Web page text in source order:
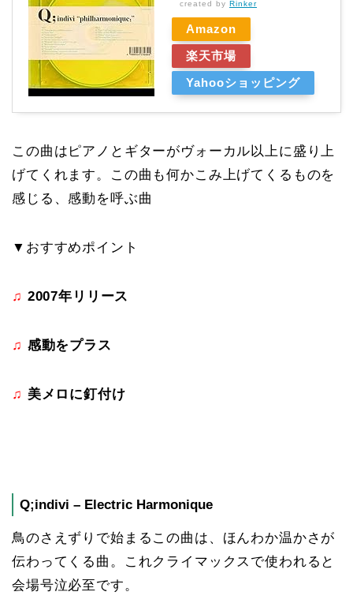
created by Rinker
Amazon
楽天市場
Yahooショッピング
この曲はピアノとギターがヴォーカル以上に盛り上
げてくれます。この曲も何かこみ上げてくるものを
感じる、感動を呼ぶ曲
▼おすすめポイント
♫ 2007年リリース
♫ 感動をプラス
♫ 美メロに釘付け
Q;indivi – Electric Harmonique
鳥のさえずりで始まるこの曲は、ほんわか温かさが
伝わってくる曲。これクライマックスで使われると
会場号泣必至です。